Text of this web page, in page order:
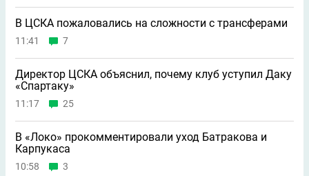
В ЦСКА пожаловались на сложности с трансферами
11:41 7
Директор ЦСКА объяснил, почему клуб уступил Даку
«Спартаку»
11:17 25
В «Локо» прокомментировали уход Батракова и
Карпукаса
10:58 3